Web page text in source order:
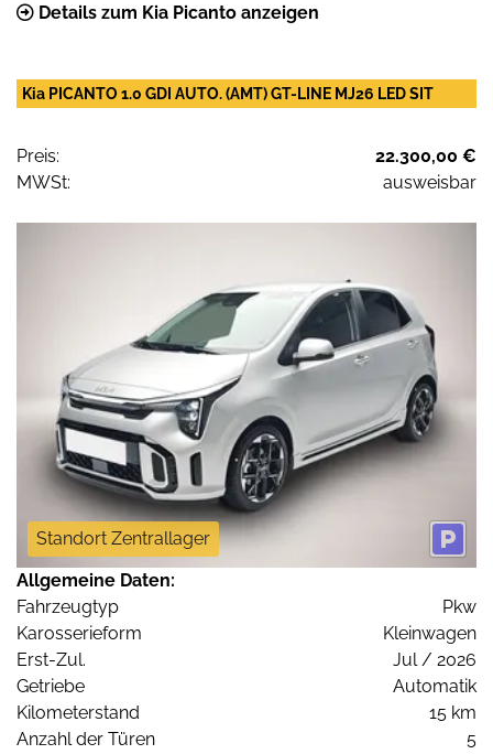
Details zum Kia Picanto anzeigen
Kia PICANTO 1.0 GDI AUTO. (AMT) GT-LINE MJ26 LED SIT
Preis:
22.300,00 €
MWSt:
ausweisbar
Standort Zentrallager
Allgemeine Daten:
Fahrzeugtyp
Pkw
Karosserieform
Kleinwagen
Erst-Zul.
Jul / 2026
Getriebe
Automatik
Kilometerstand
15 km
Anzahl der Türen
5